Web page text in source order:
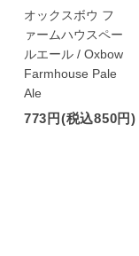
オックスボウ フ
ァームハウスペー
ルエール / Oxbow
Farmhouse Pale
Ale
773円(税込850円)